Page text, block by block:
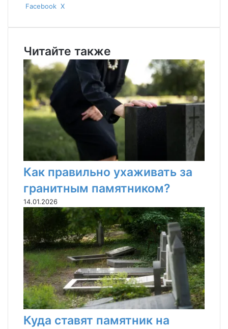
Facebook X
Читайте также
Как правильно ухаживать за
гранитным памятником?
14.01.2026
Куда ставят памятник на